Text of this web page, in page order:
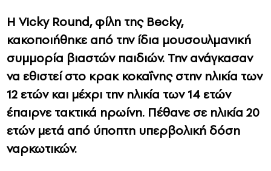
Η Vicky Round, φίλη της Becky,
κακοποιήθηκε από την ίδια μουσουλμανική
συμμορία βιαστών παιδιών. Την ανάγκασαν
να εθιστεί στο κρακ κοκαΐνης στην ηλικία των
12 ετών και μέχρι την ηλικία των 14 ετών
έπαιρνε τακτικά ηρωίνη. Πέθανε σε ηλικία 20
ετών μετά από ύποπτη υπερβολική δόση
ναρκωτικών.